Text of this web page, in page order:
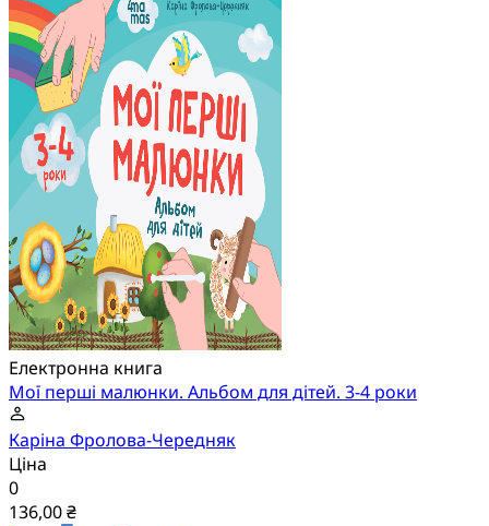
Електронна книга
Мої перші малюнки. Альбом для дітей. 3-4 роки
Каріна Фролова-Чередняк
Ціна
0
136,00 ₴